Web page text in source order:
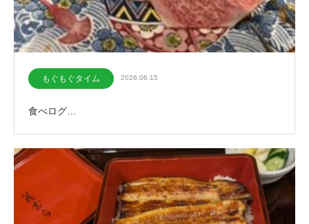
もぐもぐタイム 2026.06.15
食べログ…